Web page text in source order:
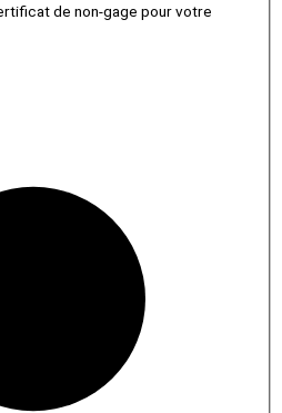
de non-gage pour votre